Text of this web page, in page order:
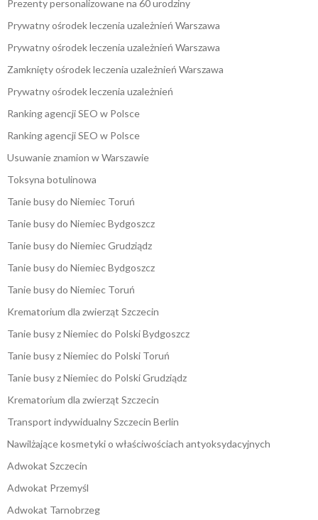
Prezenty personalizowane na 60 urodziny
Prywatny ośrodek leczenia uzależnień Warszawa
Prywatny ośrodek leczenia uzależnień Warszawa
Zamknięty ośrodek leczenia uzależnień Warszawa
Prywatny ośrodek leczenia uzależnień
Ranking agencji SEO w Polsce
Ranking agencji SEO w Polsce
Usuwanie znamion w Warszawie
Toksyna botulinowa
Tanie busy do Niemiec Toruń
Tanie busy do Niemiec Bydgoszcz
Tanie busy do Niemiec Grudziądz
Tanie busy do Niemiec Bydgoszcz
Tanie busy do Niemiec Toruń
Krematorium dla zwierząt Szczecin
Tanie busy z Niemiec do Polski Bydgoszcz
Tanie busy z Niemiec do Polski Toruń
Tanie busy z Niemiec do Polski Grudziądz
Krematorium dla zwierząt Szczecin
Transport indywidualny Szczecin Berlin
Nawilżające kosmetyki o właściwościach antyoksydacyjnych
Adwokat Szczecin
Adwokat Przemyśl
Adwokat Tarnobrzeg